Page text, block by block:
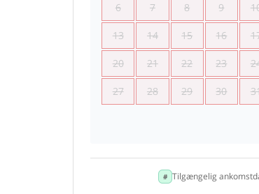
6 7 8 9
13 14 15 16
20 21 22 23
27 28 29 30
Tilgængelig